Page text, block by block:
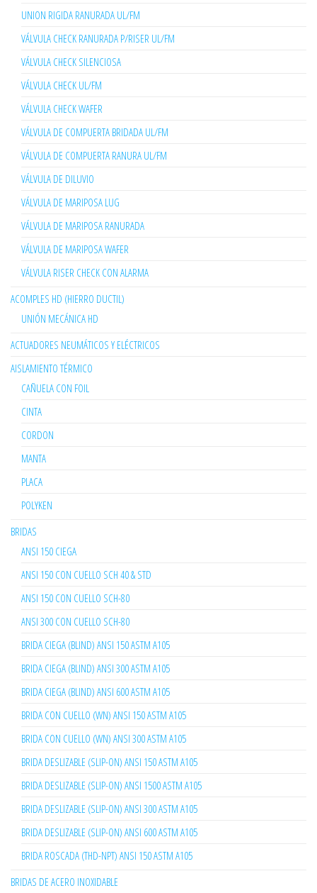
UNION RIGIDA RANURADA UL/FM
VÁLVULA CHECK RANURADA P/RISER UL/FM
VÁLVULA CHECK SILENCIOSA
VÁLVULA CHECK UL/FM
VÁLVULA CHECK WAFER
VÁLVULA DE COMPUERTA BRIDADA UL/FM
VÁLVULA DE COMPUERTA RANURA UL/FM
VÁLVULA DE DILUVIO
VÁLVULA DE MARIPOSA LUG
VÁLVULA DE MARIPOSA RANURADA
VÁLVULA DE MARIPOSA WAFER
VÁLVULA RISER CHECK CON ALARMA
ACOMPLES HD (HIERRO DUCTIL)
UNIÓN MECÁNICA HD
ACTUADORES NEUMÁTICOS Y ELÉCTRICOS
AISLAMIENTO TÉRMICO
CAÑUELA CON FOIL
CINTA
CORDON
MANTA
PLACA
POLYKEN
BRIDAS
ANSI 150 CIEGA
ANSI 150 CON CUELLO SCH 40 & STD
ANSI 150 CON CUELLO SCH-80
ANSI 300 CON CUELLO SCH-80
BRIDA CIEGA (BLIND) ANSI 150 ASTM A105
BRIDA CIEGA (BLIND) ANSI 300 ASTM A105
BRIDA CIEGA (BLIND) ANSI 600 ASTM A105
BRIDA CON CUELLO (WN) ANSI 150 ASTM A105
BRIDA CON CUELLO (WN) ANSI 300 ASTM A105
BRIDA DESLIZABLE (SLIP-ON) ANSI 150 ASTM A105
BRIDA DESLIZABLE (SLIP-ON) ANSI 1500 ASTM A105
BRIDA DESLIZABLE (SLIP-ON) ANSI 300 ASTM A105
BRIDA DESLIZABLE (SLIP-ON) ANSI 600 ASTM A105
BRIDA ROSCADA (THD-NPT) ANSI 150 ASTM A105
BRIDAS DE ACERO INOXIDABLE